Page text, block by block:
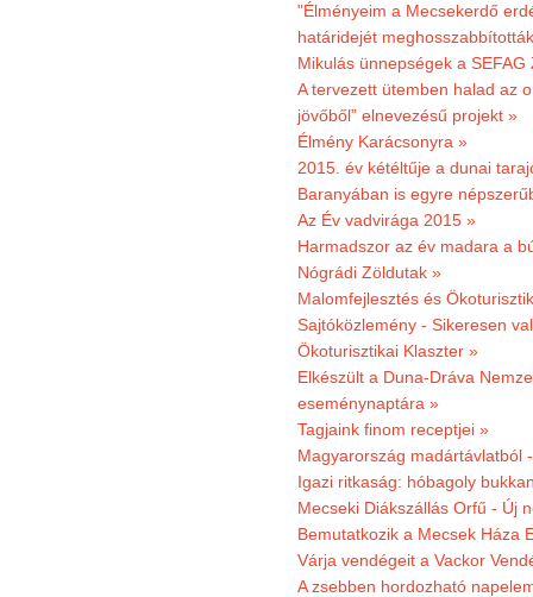
"Élményeim a Mecsekerdő
határidejét
Mikulás ünnepségek a SEFAG
A tervezett ütemben halad az
jövőből” elnevezésű projekt »
Élmény Karácsonyra »
2015. év kétéltűje a dunai
Baranyában is egyre
Az Év vadvirága 2015 »
Harmadszor az év madara a
Nógrádi Zöldutak »
Malomfejlesztés és
Sajtóközlemény - Sikeresen
Ökoturisztikai Klaszter »
Elkészült a Duna-Dráva
eseménynaptára »
Tagjaink finom receptjei »
Magyarország madártávlatból
Igazi ritkaság: hóbagoly
Mecseki Diákszállás Orfű - Új
Bemutatkozik a Mecsek Háza
Várja vendégeit a Vackor
A zsebben hordozható